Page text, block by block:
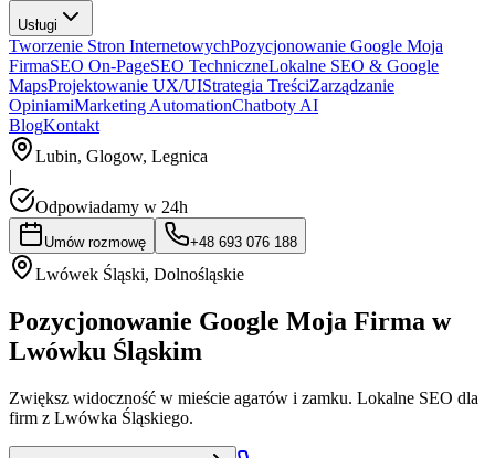
Usługi
Tworzenie Stron InternetowychPozycjonowanie Google Moja
FirmaSEO On-PageSEO TechniczneLokalne SEO & Google
MapsProjektowanie UX/UIStrategia TreściZarządzanie
OpiniamiMarketing AutomationChatboty AI
BlogKontakt
Lubin, Glogow, Legnica
|
Odpowiadamy w 24h
Umów rozmowę +48 693 076 188
Lwówek Śląski, Dolnośląskie
Pozycjonowanie Google Moja Firma w
Lwówku Śląskim
Zwiększ widoczność w mieście agатów i zamku. Lokalne SEO dla
firm z Lwówka Śląskiego.